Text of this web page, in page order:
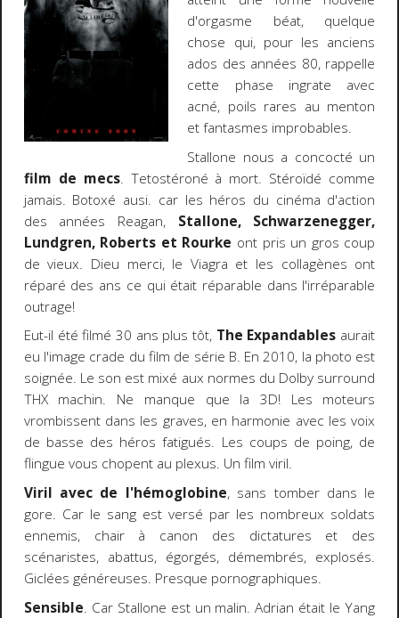
d'orgasme béat, quelque
chose qui, pour les anciens
ados des années 80, rappelle
cette phase ingrate avec
acné, poils rares au menton
et fantasmes improbables.
Stallone nous a concocté un
film de mecs. Tetostéroné à mort. Stéroïdé comme
jamais. Botoxé ausi. car les héros du cinéma d'action
des années Reagan, Stallone, Schwarzenegger,
Lundgren, Roberts et Rourke ont pris un gros coup
de vieux. Dieu merci, le Viagra et les collagènes ont
réparé des ans ce qui était réparable dans l'irréparable
outrage!
Eut-il été filmé 30 ans plus tôt, The Expandables aurait
eu l'image crade du film de série B. En 2010, la photo est
soignée. Le son est mixé aux normes du Dolby surround
THX machin. Ne manque que la 3D! Les moteurs
vrombissent dans les graves, en harmonie avec les voix
de basse des héros fatigués. Les coups de poing, de
flingue vous chopent au plexus. Un film viril.
Viril avec de l'hémoglobine, sans tomber dans le
gore. Car le sang est versé par les nombreux soldats
ennemis, chair à canon des dictatures et des
scénaristes, abattus, égorgés, démembrés, explosés.
Giclées généreuses. Presque pornographiques.
Sensible. Car Stallone est un malin. Adrian était le Yang